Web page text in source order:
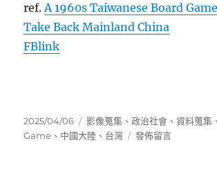
ref.A 1960s Taiwanese Board
Take Back Mainland China
FBlink
發
佈
2025/04/06
分
類
影像蒐集 、政治社會 、資料蒐集
Game 、 中國大陸 、 台灣
在
發佈留言